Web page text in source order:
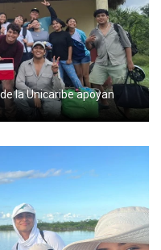
la Unicaribe apoyan